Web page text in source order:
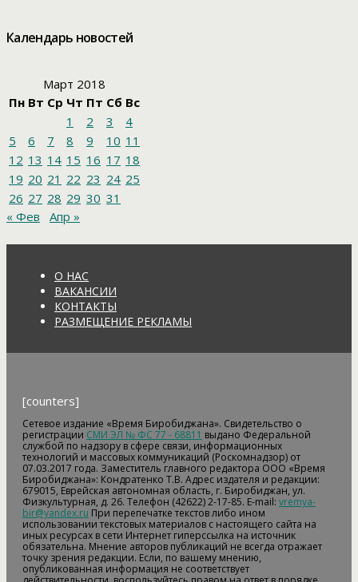
Календарь новостей
Март 2018
Пн Вт Ср Чт Пт Сб Вс
1
2 3
4
5
6 7 8 9 10 11
12 13 14 15 16 17 18
19 20 21 22 23 24 25
26 27 28 29 30 31
« Фев
Апр »
О НАС
ВАКАНСИИ
КОНТАКТЫ
РАЗМЕЩЕНИЕ РЕКЛАМЫ
[counters]
Сетевое издание «Время Биробиджана». Свидетельство о
регистрации СМИ ЭЛ № ФС 77 - 68811 выдано Федеральной
службой по надзору в сфере связи, информационных
технологий и массовых коммуникаций (Роскомнадзор) от
07.03.2017 года. Заместитель главного редактора ООО «Время
Биробиджана»: Кондратенко Т.В. Адрес издателя и редакции:
679015, Еврейская автономная область, г. Биробиджан, ул.
Физкультурная, д. 26. Телефон (42622) 2-17-85. E-mail: vremya-
bir@yandex.ru При перепечатке текстов либо ином
использовании текстовых материалов с настоящего сайта на
иных ресурсах в сети Интернет гиперссылка на источник
обязательна. Мнение авторов публикаций не всегда отражает
точку зрения редакции. Если, по вашему мнению,
опубликованная информация не соответствует